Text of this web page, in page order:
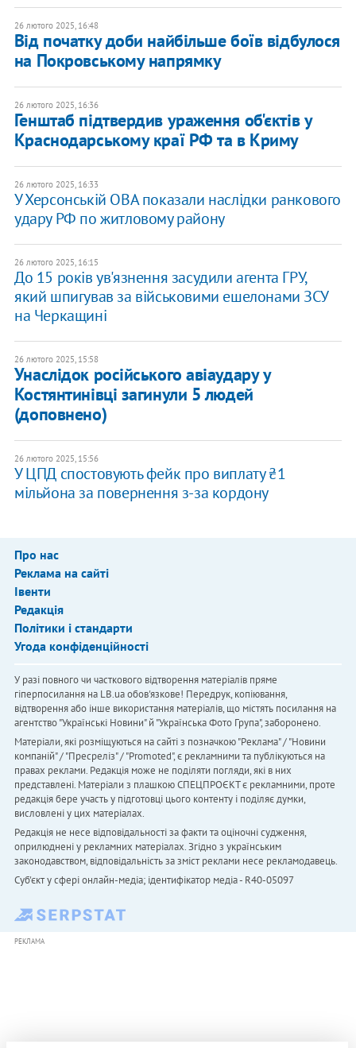
26 лютого 2025, 16:48
Від початку доби найбільше боїв відбулося
на Покровському напрямку
26 лютого 2025, 16:36
Генштаб підтвердив ураження об'єктів у
Краснодарському краї РФ та в Криму
26 лютого 2025, 16:33
У Херсонській ОВА показали наслідки ранкового
удару РФ по житловому району
26 лютого 2025, 16:15
До 15 років ув'язнення засудили агента ГРУ,
який шпигував за військовими ешелонами ЗСУ
на Черкащині
26 лютого 2025, 15:58
Унаслідок російського авіаудару у
Костянтинівці загинули 5 людей
(доповнено)
26 лютого 2025, 15:56
У ЦПД спостовують фейк про виплату ₴1
мільйона за повернення з-за кордону
Про нас
Реклама на сайті
Івенти
Редакція
Політики і стандарти
Угода конфіденційності
У разі повного чи часткового відтворення матеріалів пряме
гіперпосилання на LB.ua обов'язкове! Передрук, копіювання,
відтворення або інше використання матеріалів, що містять посилання на
агентство "Українськi Новини" й "Українська Фото Група", заборонено.
Матеріали, які розміщуються на сайті з позначкою "Реклама" / "Новини
компаній" / "Пресреліз" / "Promoted", є рекламними та публікуються на
правах реклами. Редакція може не поділяти погляди, які в них
представлені. Матеріали з плашкою СПЕЦПРОЄКТ є рекламними, проте
редакція бере участь у підготовці цього контенту і поділяє думки,
висловлені у цих матеріалах.
Редакція не несе відповідальності за факти та оціночні судження,
оприлюднені у рекламних матеріалах. Згідно з українським
законодавством, відповідальність за зміст реклами несе рекламодавець.
Cуб'єкт у сфері онлайн-медіа; ідентифікатор медіа - R40-05097
РЕКЛАМА